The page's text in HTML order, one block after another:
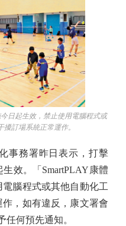
起生效，禁止使用電腦程式或
訂場系統正常運作。
務署昨日表示，打擊
效。「SmartPLAY康體
腦程式或其他自動化工
，如有違反，康文署會
任何預先通知。